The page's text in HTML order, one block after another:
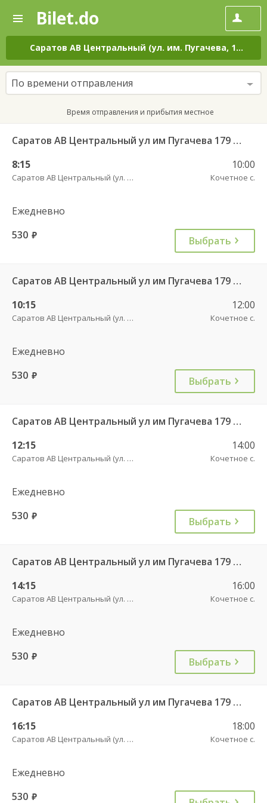
—
Поиск
и
покупка
билетов
на
автобус
онлайн
Bilet.do
Саратов АВ Центральный (ул. им. Пугачева, 179 А)
По времени отправления
Время отправления и прибытия местное
Саратов АВ Центральный ул им Пугачева 179 А — Старая Полтавка
8:15
Саратов АВ Центральный (ул. им. Пугачева, 179 А)
10:00
Кочетное с.
Ежедневно
530 руб. Выбрать
Саратов АВ Центральный ул им Пугачева 179 А — Старая Полтавка
10:15
Саратов АВ Центральный (ул. им. Пугачева, 179 А)
12:00
Кочетное с.
Ежедневно
530 руб. Выбрать
Саратов АВ Центральный ул им Пугачева 179 А — Старая Полтавка
12:15
Саратов АВ Центральный (ул. им. Пугачева, 179 А)
14:00
Кочетное с.
Ежедневно
530 руб. Выбрать
Саратов АВ Центральный ул им Пугачева 179 А — Палласовка
14:15
Саратов АВ Центральный (ул. им. Пугачева, 179 А)
16:00
Кочетное с.
Ежедневно
530 руб. Выбрать
Саратов АВ Центральный ул им Пугачева 179 А — Старая Полтавка
16:15
Саратов АВ Центральный (ул. им. Пугачева, 179 А)
18:00
Кочетное с.
Ежедневно
530 руб.